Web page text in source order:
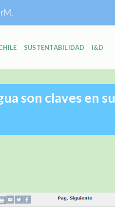
SUSTENTABILIDAD I&D
son claves en su